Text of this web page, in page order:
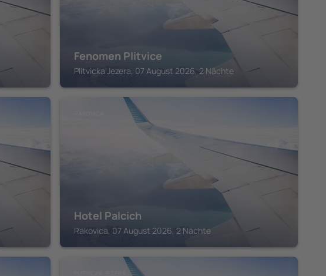
Fenomen Plitvice
Plitvicka Jezera, 07 August 2026, 2 Nächte
Hotel Palcich
Rakovica, 07 August 2026, 2 Nächte